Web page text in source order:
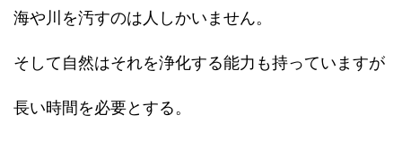
海や川を汚すのは人しかいません。
そして自然はそれを浄化する能力も持っていますが
長い時間を必要とする。